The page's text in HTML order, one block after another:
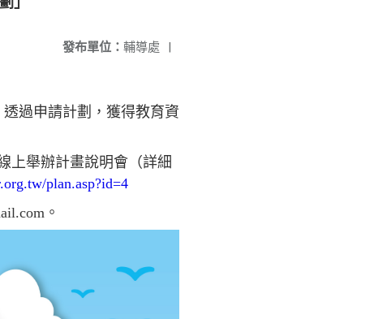
發布單位： 輔導處 |
過申請計劃，獲得教育資
上舉辦計畫說明會（詳細
plan.asp?id=4
。